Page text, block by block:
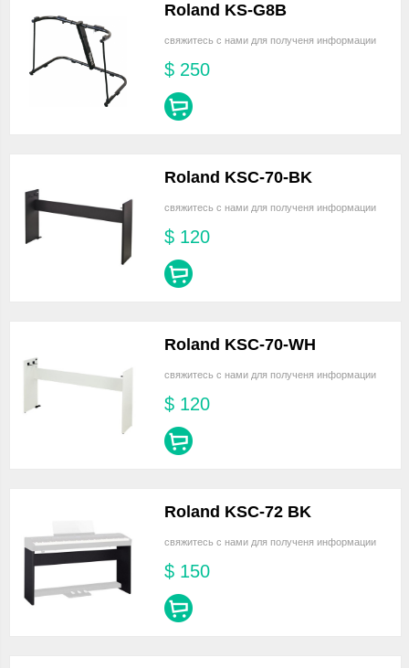
Roland KS-G8B
свяжитесь с нами для полученя информации
$ 250
Roland KSC-70-BK
свяжитесь с нами для полученя информации
$ 120
Roland KSC-70-WH
свяжитесь с нами для полученя информации
$ 120
Roland KSC-72 BK
свяжитесь с нами для полученя информации
$ 150